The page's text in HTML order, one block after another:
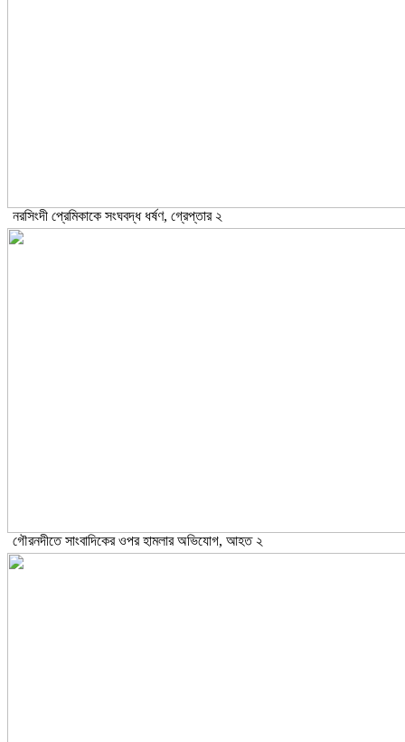
নরসিংদী প্রেমিকাকে সংঘবদ্ধ ধর্ষণ, গ্রেপ্তার ২
গৌরনদীতে সাংবাদিকের ওপর হামলার অভিযোগ, আহত ২